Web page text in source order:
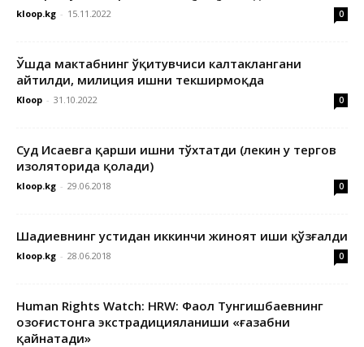
kloop.kg - 15.11.2022 0
Ўшда мактабнинг ўқитувчиси калтаклангани
айтилди, милиция ишни текширмоқда
Kloop - 31.10.2022 0
Суд Исаевга қарши ишни тўхтатди (лекин у тергов
изоляторида қолади)
kloop.kg - 29.06.2018 0
Шадиевнинг устидан иккинчи жиноят иши қўзғалди
kloop.kg - 28.06.2018 0
Human Rights Watch: HRW: Фаол Тунгишбаевнинг
Қозоғистонга экстрадицияланиши «ғазабни
қайнатади»